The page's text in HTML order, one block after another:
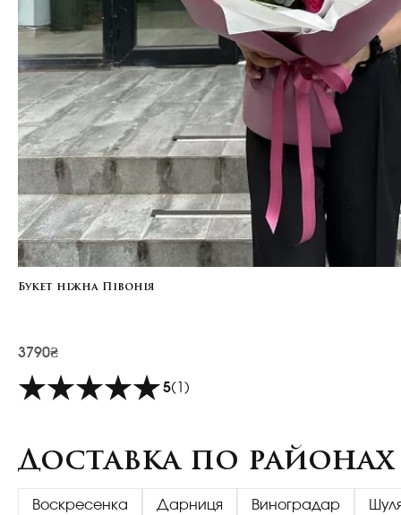
Букет ніжна Півонія
3790₴
5(1)
Доставка по
Воскресенка Дарниця Виноградар